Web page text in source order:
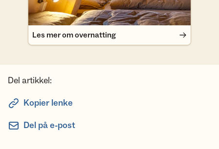
Les mer om overnatting
Del artikkel:
Kopier lenke
Del på e-post